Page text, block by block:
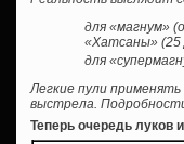
для «магнум»
«Хатсаны» (25
для
Легкие пули
выстрела.
Теперь очередь луков